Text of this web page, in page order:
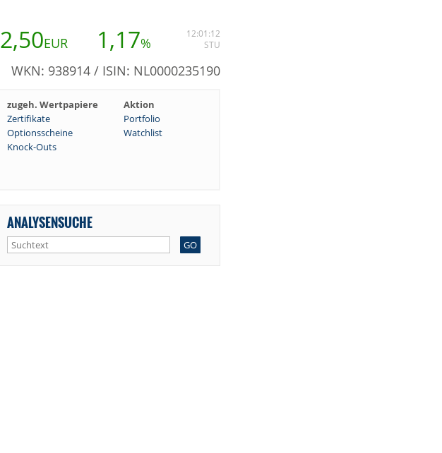
2,50EUR 1,17%
12:01:12
STU
WKN: 938914 / ISIN: NL0000235190
zugeh. Wertpapiere
Aktion
Zertifikate
Portfolio
Optionsscheine
Watchlist
Knock-Outs
ANALYSENSUCHE
GO